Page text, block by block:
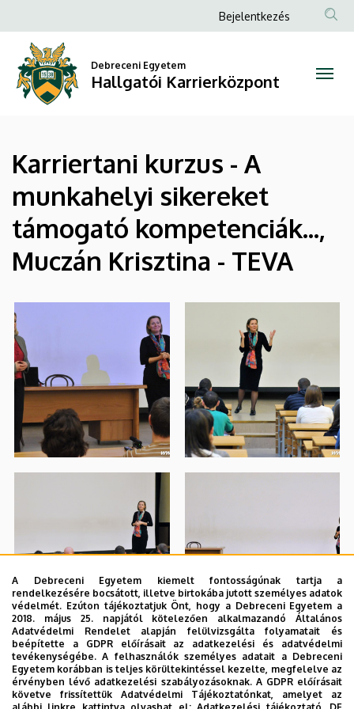
Hallgatói
Karrierközpont
a
tartalomra
Anonim
menüje
Bejelentkezés
Debreceni Egyetem
Hallgatói Karrierközpont
Karriertani kurzus - A
munkahelyi sikereket
támogató kompetenciák...,
Muczán Krisztina - TEVA
A Debreceni Egyetem kiemelt fontosságúnak tartja a
rendelkezésére bocsátott, illetve birtokába jutott személyes adatok
védelmét. Ezúton tájékoztatjuk Önt, hogy a Debreceni Egyetem a
2018. május 25. napjától kötelezően alkalmazandó Általános
Adatvédelmi Rendelet alapján felülvizsgálta folyamatait és
beépítette a GDPR előírásait az adatkezelési és adatvédelmi
tevékenységébe. A felhasználók személyes adatait a Debreceni
Egyetem korábban is teljes körültekintéssel kezelte, megfelelve az
érvényben lévő adatkezelési szabályozásoknak. A GDPR előírásait
követve frissítettük Adatvédelmi Tájékoztatónkat, amelyet az